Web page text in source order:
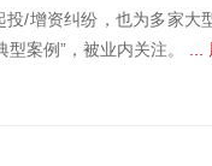
/增资纠纷，也为多家
案例”，被业内关注。